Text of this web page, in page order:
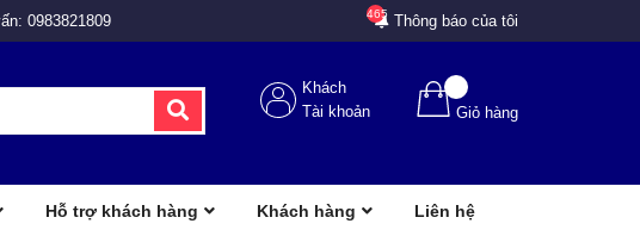
0983821809 Thông báo của tôi
465
Giỏ hàng
Khách
Tài khoản
Hỗ trợ khách hàng Khách hàng Liên hệ